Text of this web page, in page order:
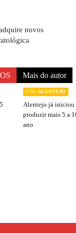
novos
Mais do autor
// S+ ALENTEJO
Alentejo já iniciou
produzir mais 5 a
ano